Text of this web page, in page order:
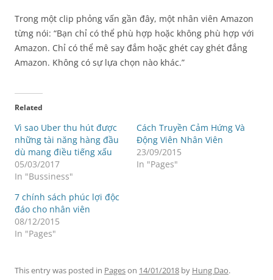
Trong một clip phỏng vấn gần đây, một nhân viên Amazon
từng nói: “Bạn chỉ có thể phù hợp hoặc không phù hợp với
Amazon. Chỉ có thể mê say đắm hoặc ghét cay ghét đắng
Amazon. Không có sự lựa chọn nào khác.”
Related
Vì sao Uber thu hút được
những tài năng hàng đầu
dù mang điều tiếng xấu
05/03/2017
In "Bussiness"
Cách Truyền Cảm Hứng Và
Động Viên Nhân Viên
23/09/2015
In "Pages"
7 chính sách phúc lợi độc
đáo cho nhân viên
08/12/2015
In "Pages"
This entry was posted in Pageson 14/01/2018 by Hung Dao.